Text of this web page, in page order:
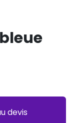
devis